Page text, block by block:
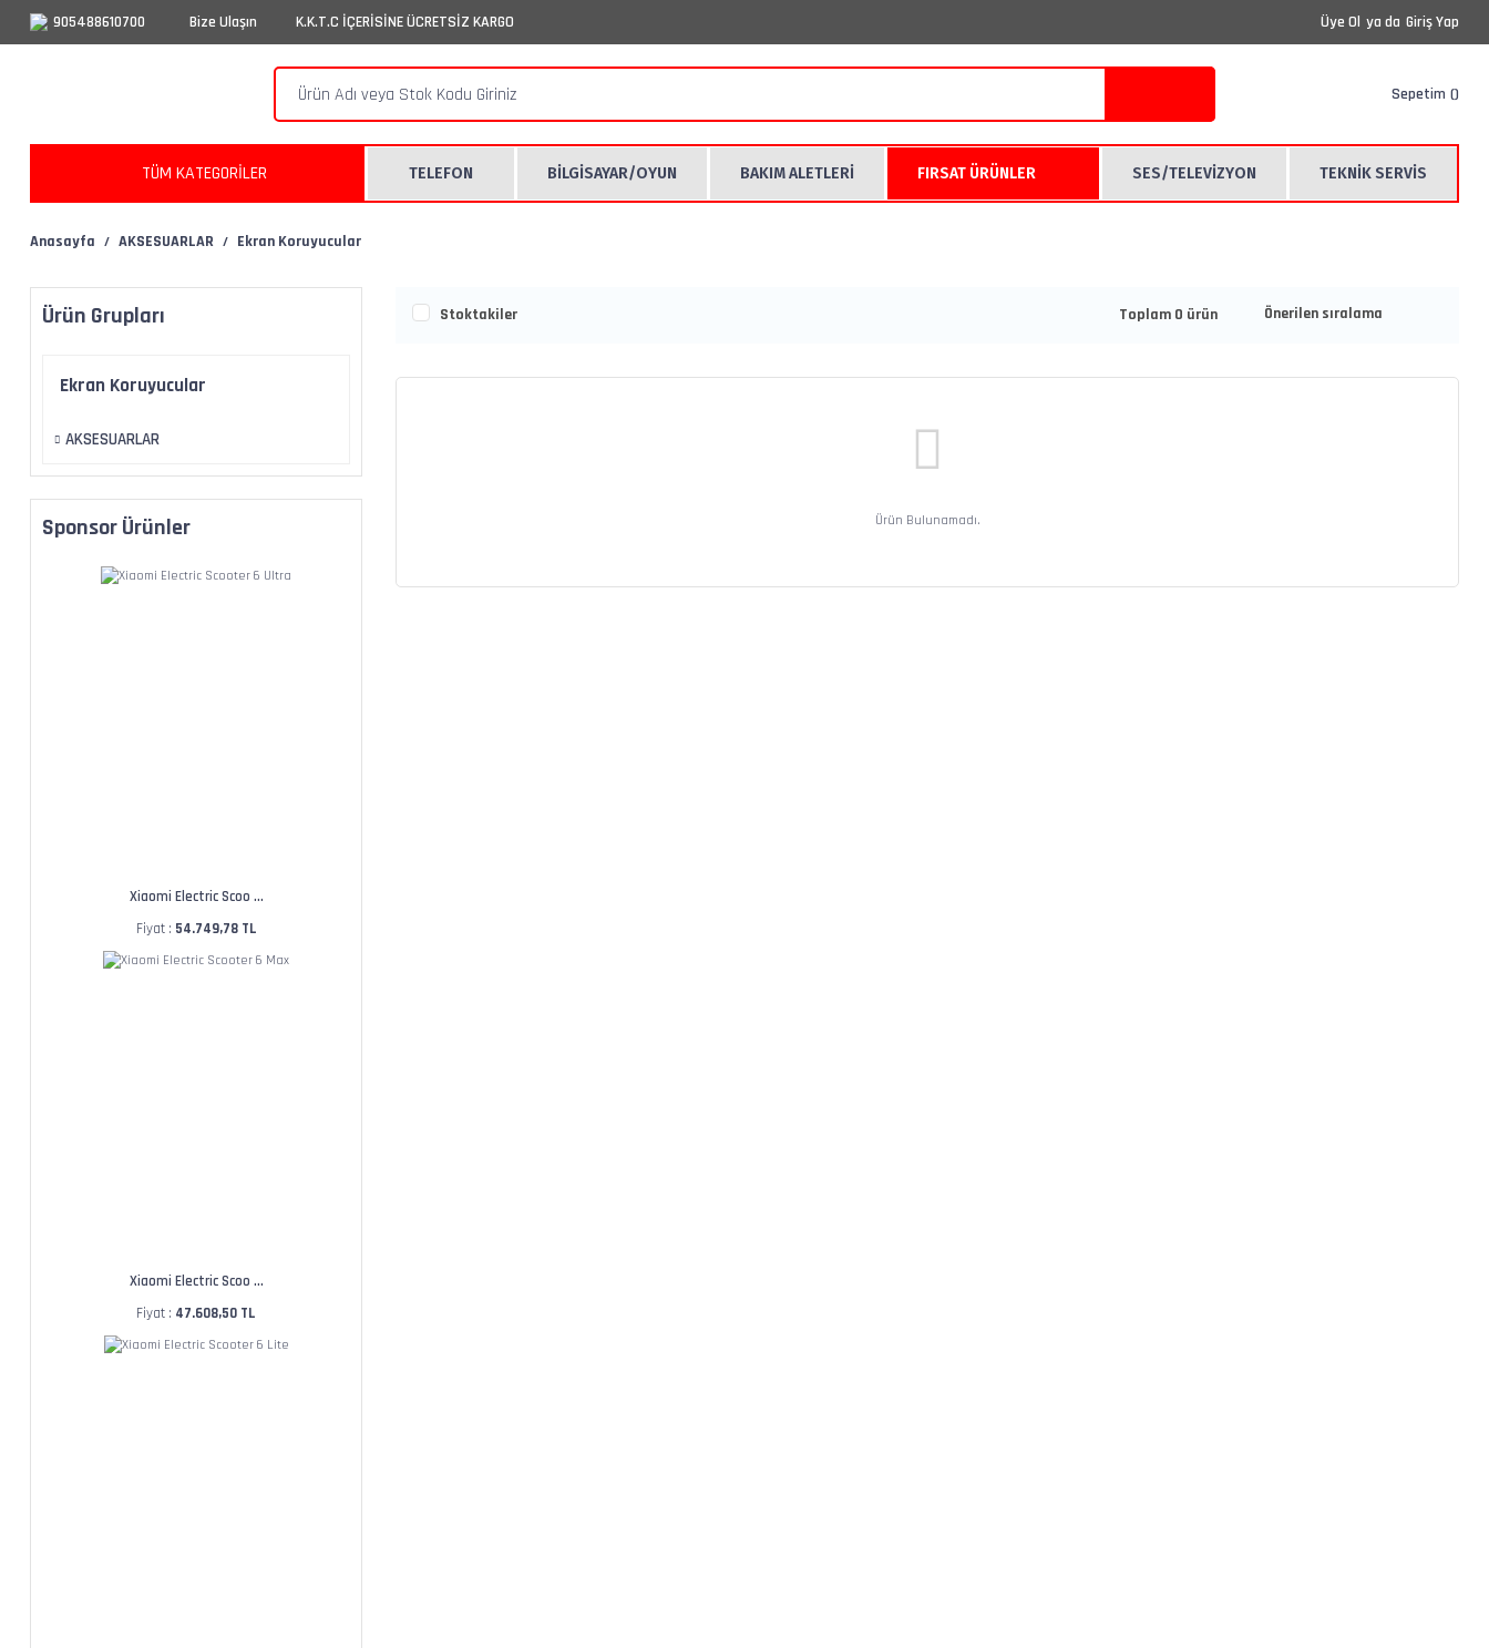
905488610700 Bize Ulaşın K.K.T.C İÇERİSİNE ÜCRETSİZ KARGO Üye Ol ya da Giriş Yap
Sepetim
TÜM KATEGORİLER TELEFON BİLGİSAYAR/OYUN BAKIM ALETLERİ FIRSAT ÜRÜNLER SES/TELEVİZYON TEKNİK SERVİS
Anasayfa AKSESUARLAR Ekran Koruyucular
Ürün Grupları
Ekran Koruyucular
AKSESUARLAR
Sponsor Ürünler
Xiaomi Electric Scoo ...
Fiyat : 54.749,78 TL
Xiaomi Electric Scoo ...
Fiyat : 47.608,50 TL
Stoktakiler Toplam 0 ürün
Ürün Bulunamadı.